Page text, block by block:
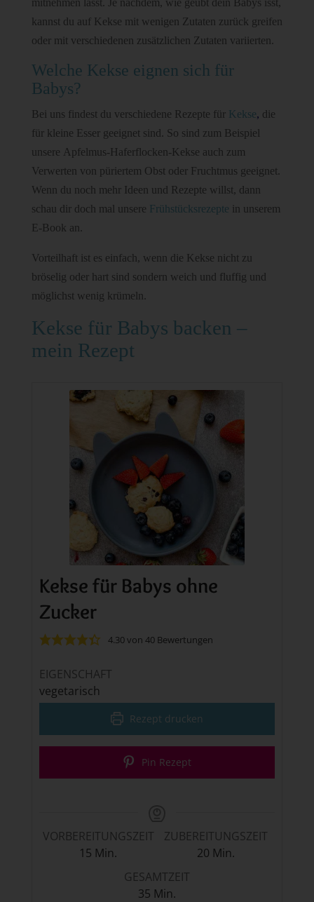
kannst du auf Kekse mit wenigen Zutaten zurück greifen
oder mit verschiedenen zusätzlichen Zutaten variierten.
Welche Kekse eignen sich für
Babys?
Bei uns findest du verschiedene Rezepte für Kekse, die
für kleine Esser geeignet sind. So sind zum Beispiel
unsere Apfelmus-Haferflocken-Kekse auch zum
Verwerten von püriertem Obst oder Fruchtmus geeignet.
Wenn du noch mehr Ideen und Rezepte willst, dann
schau dir doch mal unsere Frühstücksrezepte in unserem
E-Book an.
Vorteilhaft ist es einfach, wenn die Kekse nicht zu
bröselig oder hart sind sondern weich und fluffig und
möglichst wenig krümeln.
Kekse für Babys backen –
mein Rezept
Kekse für Babys ohne
Zucker
4.30von 40Bewertungen
EIGENSCHAFT
vegetarisch
Rezept drucken
Pin Rezept
VORBEREITUNGSZEIT
15Minuten
Min.
ZUBEREITUNGSZEIT
20 Minuten
Min.
GESAMTZEIT
35Minuten
Min.